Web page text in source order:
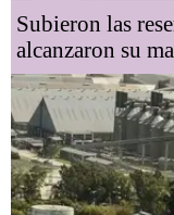
Subieron las
alcanzaron su